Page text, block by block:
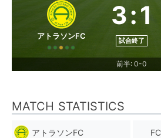
アトラソンFC
3:1
試合終了
前半: 0-0
MATCH STATISTICS
アトラソンFC